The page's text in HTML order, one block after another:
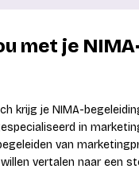
met je
krijg je NIMA-
in
van
vertalen naar een